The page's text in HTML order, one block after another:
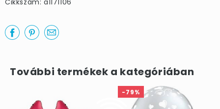
Cikkszám: a1171106
További termékek a kategóriában
-79%